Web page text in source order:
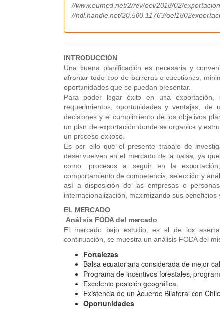
//www.eumed.net/2/rev/oel/2018/02/
//hdl.handle.net/20.500.11763/
INTRODUCCIÓN
Una buena planificación es necesaria y
afrontar todo tipo de barreras o cuestiones,
oportunidades que se puedan presentar.
Para poder logar éxito en una
requerimientos, oportunidades y ventajas,
decisiones y el cumplimiento de los objetivos
un plan de exportación donde se organice y
un proceso exitoso.
Es por ello que el presente trabajo de
desenvuelven en el mercado de la balsa, ya
como, procesos a seguir en la
comportamiento de competencia, selección y
así a disposición de las empresas o
internacionalización, maximizando sus
EL MERCADO
Análisis FODA del mercado
El mercado bajo estudio, es el de los
continuación, se muestra un análisis FODA del
Fortalezas
Balsa ecuatoriana considerada de mejor
Programa de incentivos forestales,
Excelente posición geográfica.
Existencia de un Acuerdo Bilateral con
Oportunidades